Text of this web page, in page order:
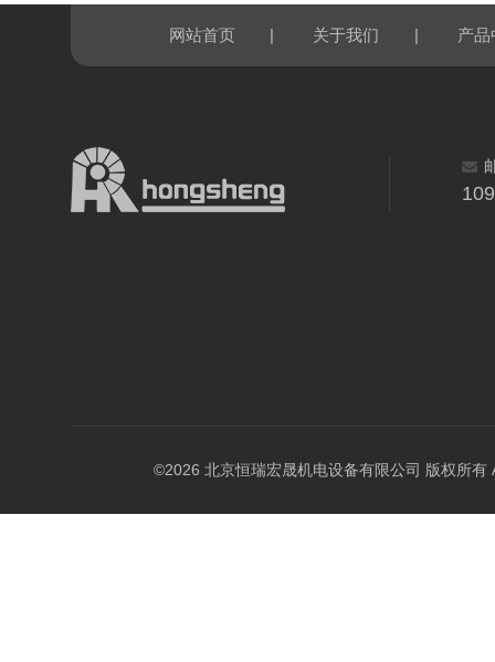
网站首页 | 关于我们 | 产品
©2026 北京恒瑞宏晟机电设备有限公司 版权所有